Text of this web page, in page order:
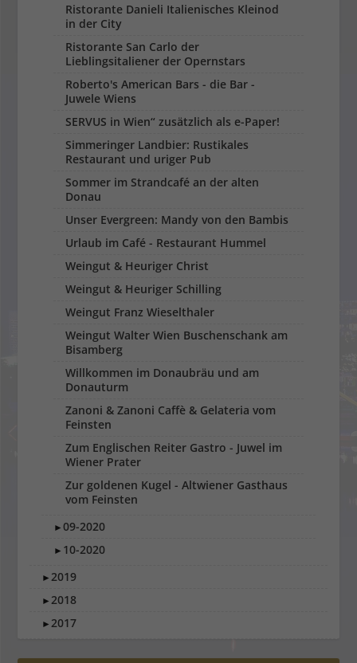
Ristorante Danieli Italienisches Kleinod
in der City
Ristorante San Carlo der
Lieblingsitaliener der Opernstars
Roberto's American Bars - die Bar -
Juwele Wiens
SERVUS in Wien“ zu­sätzlich als e-Paper!
Simmeringer Landbier: Rustikales
Restaurant und uriger Pub
Sommer im Strandcafé an der alten
Donau
Unser Evergreen: Mandy von den Bambis
Urlaub im Café - Restaurant Hummel
Weingut & Heuriger Christ
Weingut & Heuriger Schilling
Weingut Franz Wieselthaler
Weingut Walter Wien Buschenschank am
Bisamberg
Willkommen im Donaubräu und am
Donauturm
Zanoni & Zanoni Caffè & Gelateria vom
Feinsten
Zum Englischen Reiter Gastro - Juwel im
Wiener Prater
Zur goldenen Kugel - Altwiener Gasthaus
vom Feinsten
►09-2020
► 10-2020
►2019
►2018
►2017